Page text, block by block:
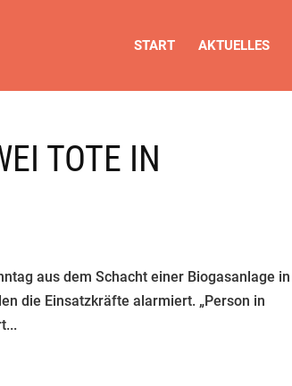
START AKTUELLES
TOTE IN
aus dem Schacht einer Biogasanlage in
die Einsatzkräfte alarmiert. „Person in